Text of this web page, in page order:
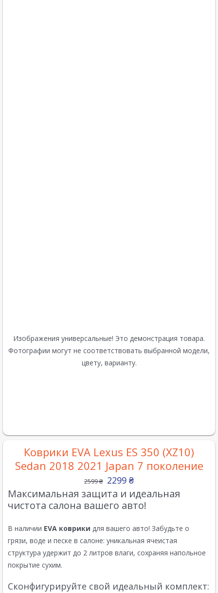
Изображения универсальные! Это демонстрация товара.
Фотографии могут не соответствовать выбранной модели,
цвету, варианту.
Коврики EVA Lexus ES 350 (XZ10)
Sedan 2018 2021 Japan 7 поколение
2599₴ 2299 ₴
Максимальная защита и идеальная
чистота салона вашего авто!
В наличии EVA коврики для вашего авто! Забудьте о
грязи, воде и песке в салоне: уникальная ячеистая
структура удержит до 2 литров влаги, сохраняя напольное
покрытие сухим.
Сконфигурируйте свой идеальный комплект: